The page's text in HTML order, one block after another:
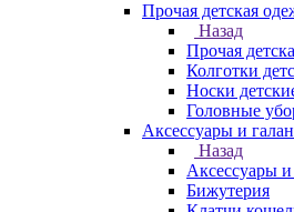
Прочая детская
Назад
Прочая
Колготки
Носки
Головные
Аксессуары и
Назад
Аксессуары и
Бижутерия